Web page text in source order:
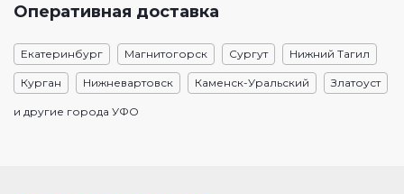
Оперативная доставка
Екатеринбург Магнитогорск Сургут Нижний Тагил
Курган Нижневартовск Каменск-Уральский Златоуст
и другие города УФО